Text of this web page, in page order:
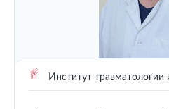
Институт травматологии